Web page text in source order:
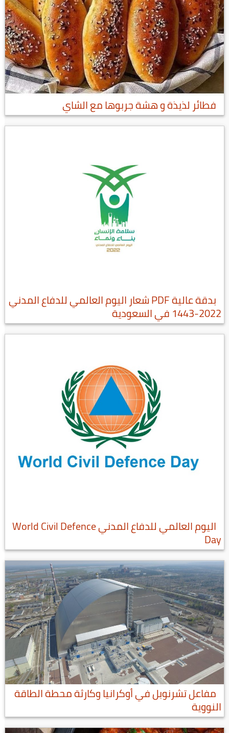
فطائر لذيذة و هشة جربوها مع الشاي
بدقة عالية PDF شعار اليوم العالمي للدفاع المدني
2022-1443 في السعودية
اليوم العالمي للدفاع المدني World Civil Defence
Day
مفاعل تشرنوبل في أوكرانيا وكارثة محطة الطاقة
النووية